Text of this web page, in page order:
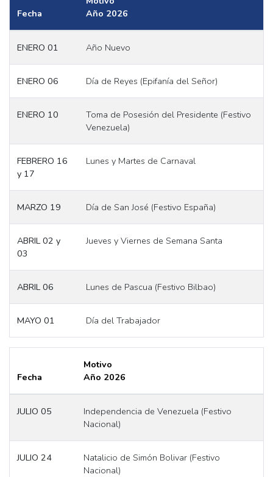
Fecha
Año 2026
ENERO 01 Año Nuevo
ENERO 06 Día de Reyes (Epifanía del Señor)
ENERO 10
Toma de Posesión del Presidente (Festivo
Venezuela)
FEBRERO 16
y 17
Lunes y Martes de Carnaval
MARZO 19 Día de San José (Festivo España)
ABRIL 02 y
03
Jueves y Viernes de Semana Santa
ABRIL 06 Lunes de Pascua (Festivo Bilbao)
MAYO 01 Día del Trabajador
Fecha
Motivo
Año 2026
JULIO 05
Independencia de Venezuela (Festivo
Nacional)
JULIO 24
Natalicio de Simón Bolivar (Festivo
Nacional)